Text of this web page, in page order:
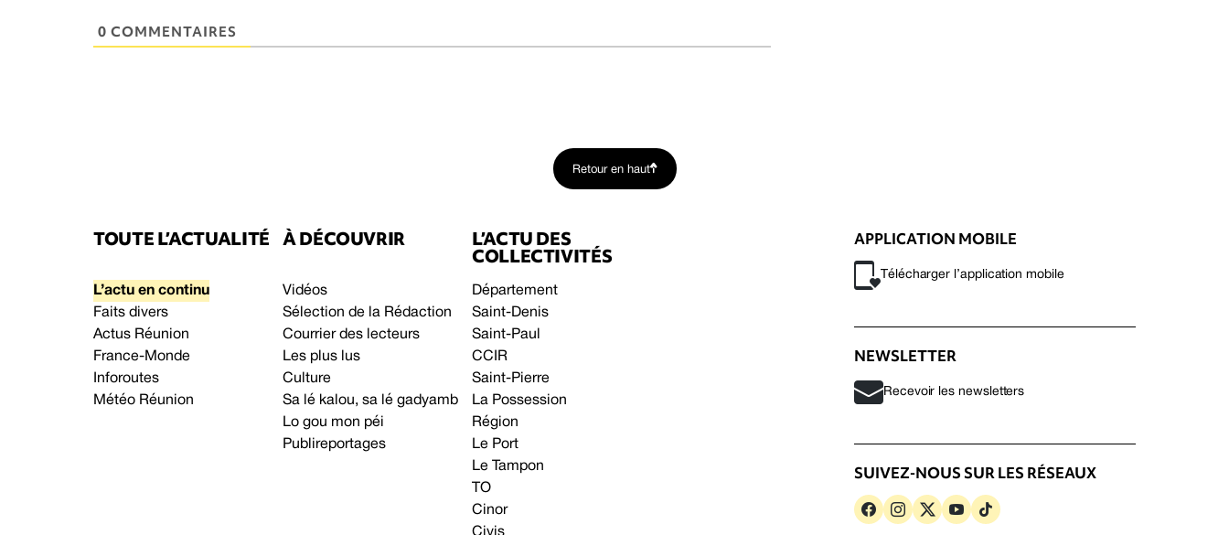
0 COMMENTAIRES
Retour en haut
TOUTE L’ACTUALITÉ
L’actu en continu
Faits divers
Actus Réunion
France-Monde
Inforoutes
Météo Réunion
À DÉCOUVRIR
Vidéos
Sélection de la Rédaction
Courrier des lecteurs
Les plus lus
Culture
Sa lé kalou, sa lé gadyamb
Lo gou mon péi
Publireportages
L’ACTU DES
COLLECTIVITÉS
Département
Saint-Denis
Saint-Paul
CCIR
Saint-Pierre
La Possession
Région
Le Port
Le Tampon
TO
Cinor
Civis
APPLICATION MOBILE
Télécharger l’application mobile
NEWSLETTER
Recevoir les newsletters
SUIVEZ-NOUS SUR LES RÉSEAUX